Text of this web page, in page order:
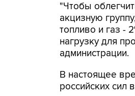
"Чтобы
акцизную
топливо и газ -
нагрузку для
администрации.
В настоящее
российских сил